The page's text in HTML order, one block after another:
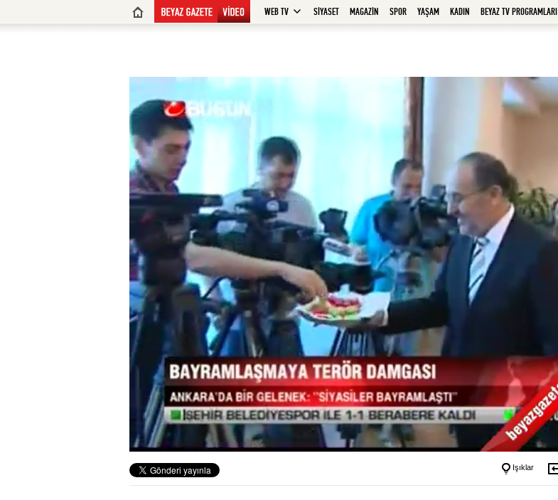
WEB TV SİYASET MAGAZİN SPOR YAŞAM KADIN BEYAZ TV PROGRAMLARI
Işıklar